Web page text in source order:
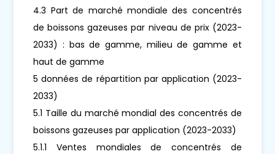
4.3 Part de marché mondiale des concentrés
de boissons gazeuses par niveau de prix (2023-
2033) : bas de gamme, milieu de gamme et
haut de gamme
5 données de répartition par application (2023-
2033)
5.1 Taille du marché mondial des concentrés de
boissons gazeuses par application (2023-2033)
5.1.1 Ventes mondiales de concentrés de